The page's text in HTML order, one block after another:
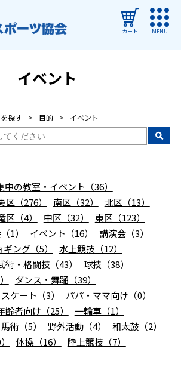
カート MENU
らのお知らせ
祭
する基本方針 特定商取引法に基づく表記サイトマップ
スポーツ協会に関する
お問い合わせはこちら
イベント
探す 目的 イベント
中の教室・イベント（36）
区（276） 南区（32）
北区（13）
区（4） 中区（32）
東区（123）
1） イベント（16）
講演会（3）
ング（5）
水上競技（12）
術・格闘技（43）
球技（38）
ダンス・舞踊（39）
スケート（3）
パパ・ママ向け（0）
齢者向け（25）
一輪車（1）
馬術（5） 野外活動（4）
和太鼓（2）
体操（16） 陸上競技（7）